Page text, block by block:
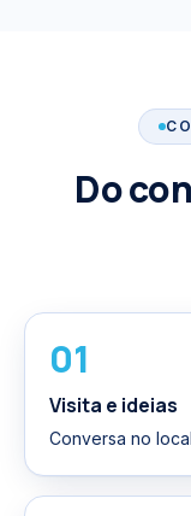
Do
01
Visita e ideias
Conversa no